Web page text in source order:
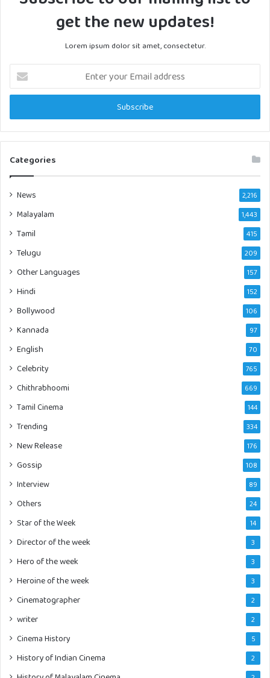
get the new updates!
Lorem ipsum dolor sit amet, consectetur.
Enter
your
Email
Categories
News 2,216
Malayalam 1,443
Tamil 415
Telugu 209
Other Languages 157
Hindi 152
Bollywood 106
Kannada 97
English 70
Celebrity 765
Chithrabhoomi 669
Tamil Cinema 144
Trending 334
New Release 176
Gossip 108
Interview 89
Others 24
Star of the Week 14
Director of the week 3
Hero of the week 3
Heroine of the week 3
Cinematographer 2
writer 2
Cinema History 5
History of Indian Cinema 2